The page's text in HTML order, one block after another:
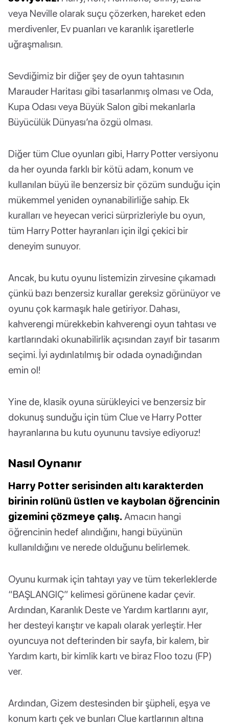
veya Neville olarak suçu çözerken, hareket eden
merdivenler, Ev puanları ve karanlık işaretlerle
uğraşmalısın.
Sevdiğimiz bir diğer şey de oyun tahtasının
Marauder Haritası gibi tasarlanmış olması ve Oda,
Kupa Odası veya Büyük Salon gibi mekanlarla
Büyücülük Dünyası’na özgü olması.
Diğer tüm Clue oyunları gibi, Harry Potter versiyonu
da her oyunda farklı bir kötü adam, konum ve
kullanılan büyü ile benzersiz bir çözüm sunduğu için
mükemmel yeniden oynanabilirliğe sahip. Ek
kuralları ve heyecan verici sürprizleriyle bu oyun,
tüm Harry Potter hayranları için ilgi çekici bir
deneyim sunuyor.
Ancak, bu kutu oyunu listemizin zirvesine çıkamadı
çünkü bazı benzersiz kurallar gereksiz görünüyor ve
oyunu çok karmaşık hale getiriyor. Dahası,
kahverengi mürekkebin kahverengi oyun tahtası ve
kartlarındaki okunabilirlik açısından zayıf bir tasarım
seçimi. İyi aydınlatılmış bir odada oynadığından
emin ol!
Yine de, klasik oyuna sürükleyici ve benzersiz bir
dokunuş sunduğu için tüm Clue ve Harry Potter
hayranlarına bu kutu oyununu tavsiye ediyoruz!
Nasıl Oynanır
Harry Potter serisinden altı karakterden
birinin rolünü üstlen ve kaybolan öğrencinin
gizemini çözmeye çalış. Amacın hangi
öğrencinin hedef alındığını, hangi büyünün
kullanıldığını ve nerede olduğunu belirlemek.
Oyunu kurmak için tahtayı yay ve tüm tekerleklerde
“BAŞLANGIÇ” kelimesi görünene kadar çevir.
Ardından, Karanlık Deste ve Yardım kartlarını ayır,
her desteyi karıştır ve kapalı olarak yerleştir. Her
oyuncuya not defterinden bir sayfa, bir kalem, bir
Yardım kartı, bir kimlik kartı ve biraz Floo tozu (FP)
ver.
Ardından, Gizem destesinden bir şüpheli, eşya ve
konum kartı çek ve bunları Clue kartlarının altına